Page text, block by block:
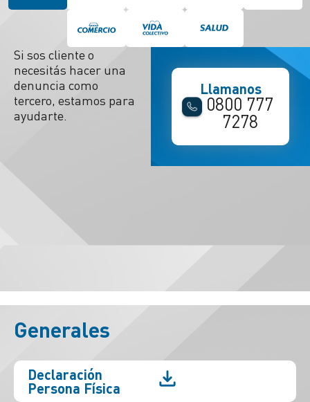
Si sos cliente o
necesitás hacer una
denuncia como
tercero, estamos para
ayudarte.
Llamanos
0800 777
7278
Generales
Declaración
Persona Física